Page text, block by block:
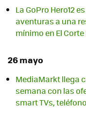
La GoPro Hero12
aventuras a una
mínimo en El
26 mayo
MediaMarkt llega
semana con las
smart TVs,